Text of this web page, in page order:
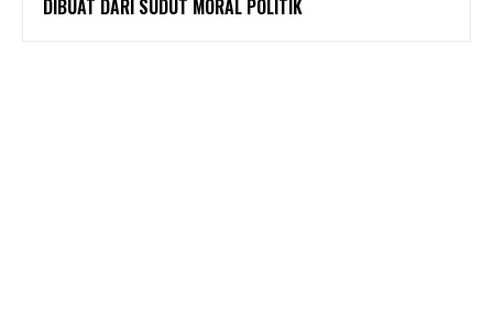
DIBUAT DARI SUDUT MORAL POLITIK